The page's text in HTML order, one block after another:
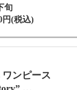
旬
円(税込)
ンピース